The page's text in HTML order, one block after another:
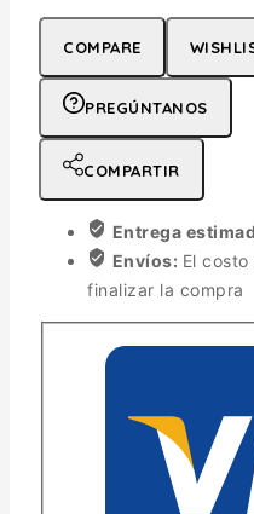
COMPARE
PREGÚNTANOS
COMPARTIR
Entrega
Envíos: El
finalizar la compra